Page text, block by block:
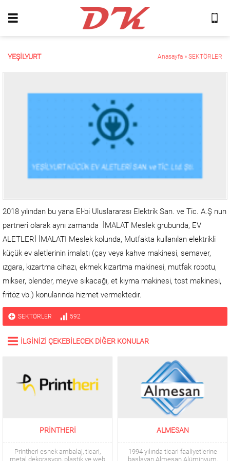
YEŞILYURT Anasayfa » SEKTÖRLER
2018 yılından bu yana El-bi Uluslararası Elektrik San. ve Tic. A.Ş nun
partneri olarak aynı zamanda İMALAT Meslek grubunda, EV
ALETLERİ İMALATI Meslek kolunda, Mutfakta kullanılan elektrikli
küçük ev aletlerinin imalatı (çay veya kahve makinesi, semaver,
ızgara, kızartma cihazı, ekmek kızartma makinesi, mutfak robotu,
mikser, blender, meyve sıkacağı, et kıyma makinesi, tost makinesi,
fritöz vb.) konularında hizmet vermektedir.
SEKTÖRLER 592
İLGİNİZİ ÇEKEBİLECEK DİĞER KONULAR
PRINTHERI
Printheri esnek ambalaj, ticari,
metal dekorasyon, plastik ve web
ALMESAN
1994 yılında ticari faaliyetlerine
başlayan Almesan Alüminyum,